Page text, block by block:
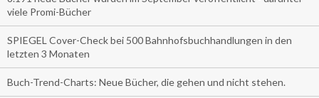
viele Promi-Bücher
SPIEGEL Cover-Check bei 500 Bahnhofsbuchhandlungen in den
letzten 3 Monaten
Buch-Trend-Charts: Neue Bücher, die gehen und nicht stehen.